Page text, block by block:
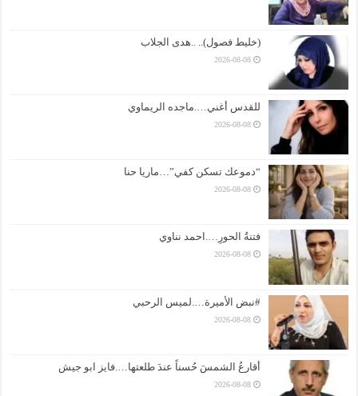
(خليط فصول).. ..هدى الجلاب
2026-08-08
للقدس أغني….ماجده الريماوي
2026-08-08
“دموعك تسكن كفي”…ماريا حنا
2026-08-08
فتنةُ الحورِ….احمد نناوي
2026-08-08
#نبض الأميرة….لميس الرحبي
2026-08-08
أقارعُ الشمسَ حُسناً عندَ طلعتها….فايز ابو جيش
2026-08-08